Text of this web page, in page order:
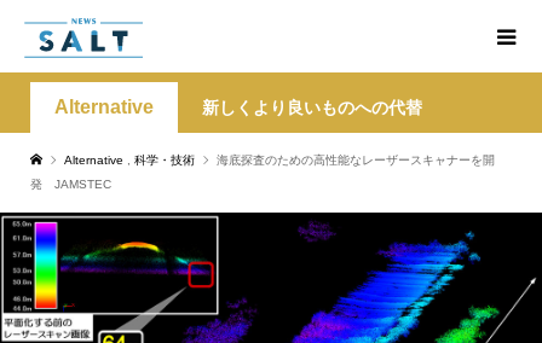
Alternative 新しくより良いものへの代替
Alternative 科学・技術
海底探査のための高性能なレーザースキャナーを開
発 JAMSTEC